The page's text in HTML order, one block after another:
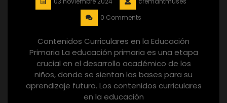
0 Comments
Contenidos Curriculares en la Educación
Primaria La educación primaria es una etapa
crucial en el desarrollo académico de los
niños, donde se sientan las bases para su
aprendizaje futuro. Los contenidos curriculares
en la educación